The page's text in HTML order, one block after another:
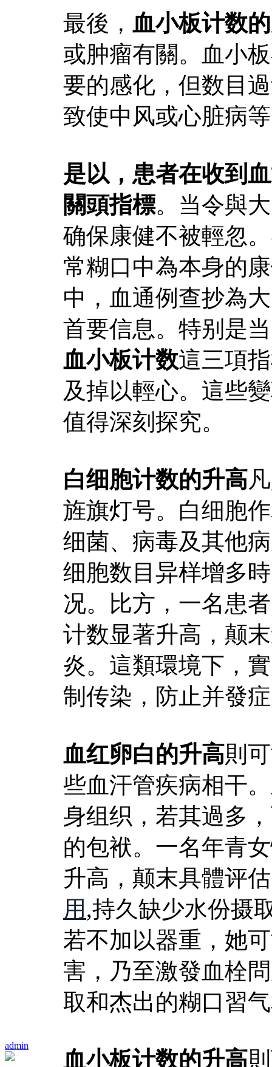
admin
最後， 血小板计数
或肿瘤有關。血小
要的感化，但数目
致使中风或心脏病
是以，患者在收到
關頭指標。当令與
确保康健不被輕忽
常糊口中為本身的
中，血通例查抄為
首要信息。特别是当
血小板计数這三項
及掉以輕心。這些
值得深刻探究。
白细胞计数的升高
旌旗灯号。白细胞
细菌、病毒及其他
细胞数目异样增多
况。比方，一名患
计数显著升高，颠
炎。這類環境下，
制传染，防止并發
血红卵白的升高則
些血汗管疾病相干
身组织，若其過多
的包袱。一名年青
升高，颠末具體评
用 ,持久缺少水份摄
若不加以器重，她
害，乃至激發血栓
取和杰出的糊口習
血小板计数的升高